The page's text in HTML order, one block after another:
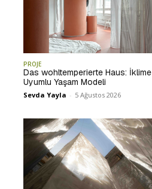
PROJE
Das wohltemperierte Haus: İklime
Uyumlu Yaşam Modeli
Sevda Yayla - 5 Ağustos 2026